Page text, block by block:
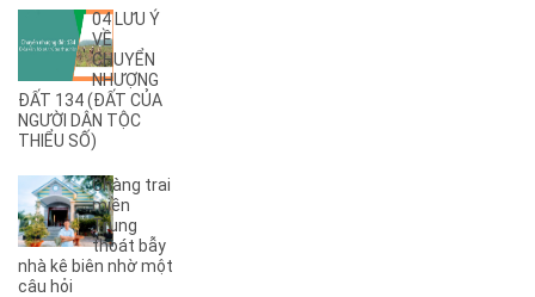
A2(7)
A3(5)
A5(8)
A6(5)
A7(17)
A8(3)
A9(2)
Ama Jhao(27)
Ama Khê (44)
Ama Pui
04 LƯU Ý
VỀ
CHUYỂN
NHƯỢNG
ĐẤT 134 (ĐẤT CỦA
NGƯỜI DÂN TỘC
THIỂU SỐ)
Chàng trai
miền
Trung
thoát bẫy
nhà kê biên nhờ một
câu hỏi